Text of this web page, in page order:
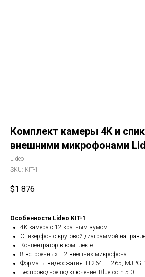
Комплект камеры 4K и
внешними микрофонами
Lideo
SKU: KIT-1
$1 876
Особенности Lideo KIT-1
4K камера c 12-кратным зумом
Спикерфон с круговой диаграммой
Концентратор в комплекте
8 встроенных + 2 внешних микрофона
Форматы видеосжатия: H.264, H.265, MJPG,
Беспроводное подключение: Bluetooth 5.0